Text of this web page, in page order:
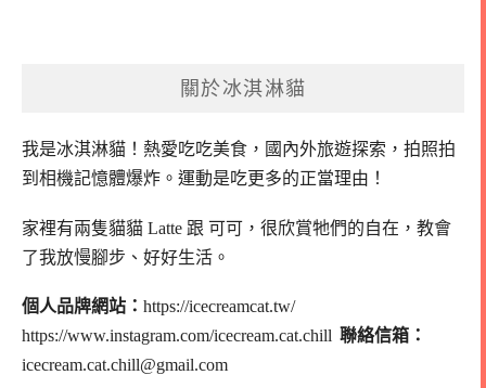
關於冰淇淋貓
我是冰淇淋貓！ 熱愛吃吃美食，國內外旅遊探索，拍照拍
到相機記憶體爆炸。 運動是吃更多的正當理由！
家裡有兩隻貓貓 Latte 跟 可可， 很欣賞牠們的自在，教會
了我放慢腳步、好好生活。
個人品牌網站： https://icecreamcat.tw/
https://www.instagram.com/icecream.cat.chill 聯絡信箱：
icecream.cat.chill@gmail.com